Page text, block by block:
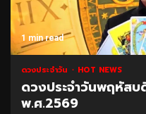
1 min read
ดวงประจำวัน HOT NEWS
ดวงประจำวันพฤหัส
พ.ศ.2569